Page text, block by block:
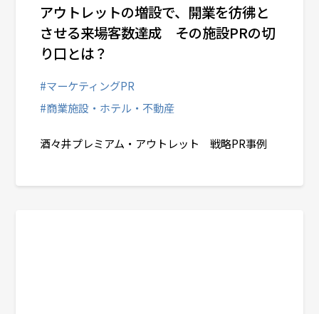
酒々井プレミアム・アウトレット 戦略PR事例
#マーケティングPR
#商業施設・ホテル・不動産
アウトレットの増設で、開業を彷彿と
させる来場客数達成 その施設PRの切
り口とは？